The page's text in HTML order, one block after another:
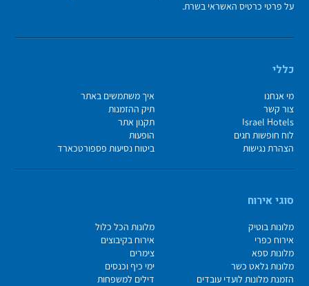
על פרטי כרטיס האשראי בשרת.
כללי
מי אנחנו
איך משתמשים באתר
צור קשר
תיק ההזמנות
Israel Hotels
תקנון אתר
לוח חופשות חגים
הופעות
הצהרת נגישות
ביטוח נסיעות פספורטכארד
סוגי אירוח
מלונות בוטיק
מלונות הכל כלול
אירוח כפרי
אירוח בקיבוצים
מלונות ספא
צימרים
מלונות גלאט כשר
ימי כיף וכנסים
הזמנת מלונות לועדי עובדים
דילים למשפחות